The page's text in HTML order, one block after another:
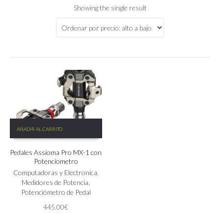
Showing the single result
AÑADIR AL CARRITO
Pedales Assioma Pro MX-1 con
Potenciometro
Computadoras y Electronica,
Medidores de Potencia,
Potenciómetro de Pedal
445.00€